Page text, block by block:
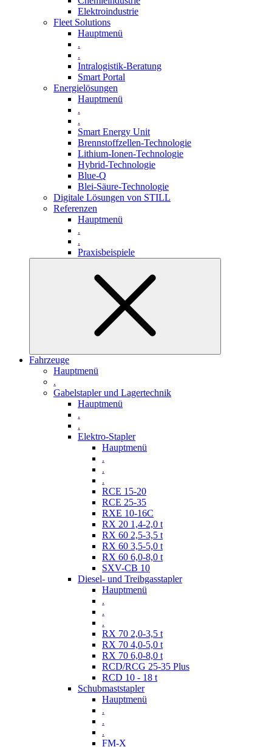
Elektroindustrie
Fleet Solutions
Hauptmenü
.
.
Intralogistik-Beratung
Smart Portal
Energielösungen
Hauptmenü
.
.
Smart Energy Unit
Brennstoffzellen-Technologie
Lithium-Ionen-Technologie
Hybrid-Technologie
Blue-Q
Blei-Säure-Technologie
Digitale Lösungen von STILL
Referenzen
Hauptmenü
.
.
Praxisbeispiele
Fahrzeuge
Hauptmenü
.
Gabelstapler und Lagertechnik
Hauptmenü
.
.
Elektro-Stapler
Hauptmenü
.
.
.
RCE 15-20
RCE 25-35
RXE 10-16C
RX 20 1,4-2,0 t
RX 60 2,5-3,5 t
RX 60 3,5-5,0 t
RX 60 6,0-8,0 t
SXV-CB 10
Diesel- und Treibgasstapler
Hauptmenü
.
.
.
RX 70 2,0-3,5 t
RX 70 4,0-5,0 t
RX 70 6,0-8,0 t
RCD/RCG 25-35 Plus
RCD 10 - 18 t
Schubmaststapler
Hauptmenü
.
.
.
FM-X